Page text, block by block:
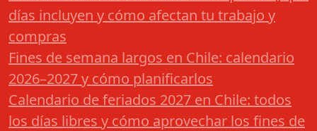
días incluyen y cómo afectan tu trabajo y
compras
Fines de semana largos en Chile: calendario
2026–2027 y cómo planificarlos
Calendario de feriados 2027 en Chile: todos
los días libres y cómo aprovechar los fines de